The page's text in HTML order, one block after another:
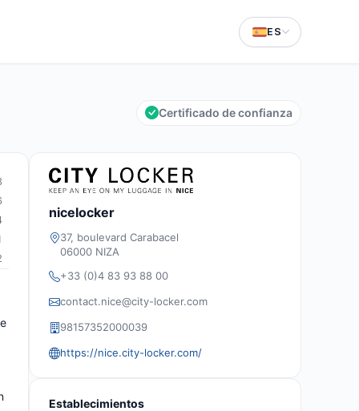
ES
Certificado de confianza
nicelocker
37, boulevard Carabacel
06000 NIZA
+33 (0)4 83 93 88 00
contact.nice@city-locker.com
98157352000039
https://nice.city-locker.com/
Establecimientos